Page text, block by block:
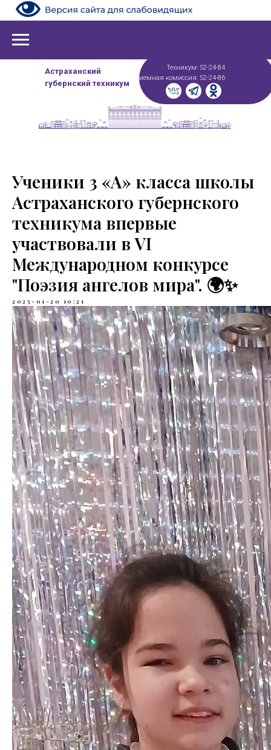
Астраханский
губернский техникум
Техникум: 52-24-84
Приемная комиссия: 52-24-86
Ученики 3 «А» класса школы
Астраханского губернского
техникума впервые
участвовали в VI
Международном конкурсе
"Поэзия ангелов мира". 🌍✨
2025-01-20 10:21